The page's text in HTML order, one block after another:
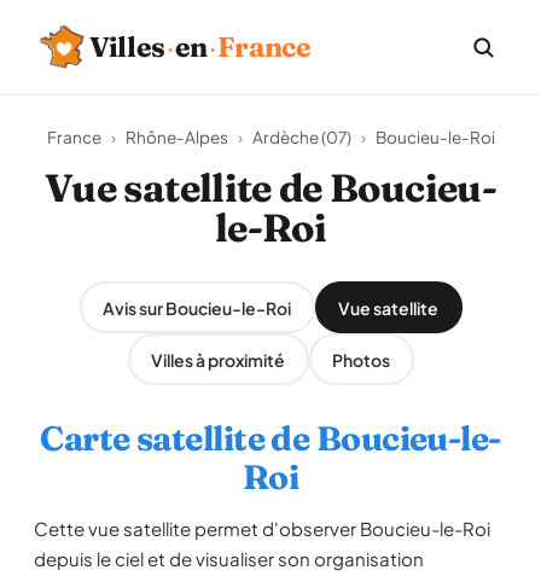
Villes·en·France
France › Rhône-Alpes › Ardèche (07) › Boucieu-le-Roi
Vue satellite de Boucieu-
le-Roi
Avis sur Boucieu-le-Roi Vue satellite
Villes à proximité Photos
Carte satellite de Boucieu-le-
Roi
Cette vue satellite permet d'observer Boucieu-le-Roi
depuis le ciel et de visualiser son organisation